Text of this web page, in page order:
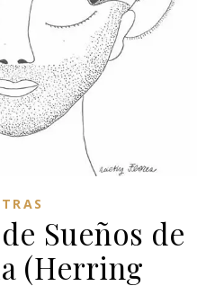
Sueños de
(Herring